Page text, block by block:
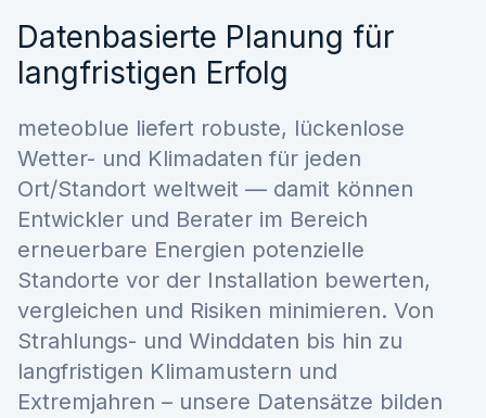
Datenbasierte Planung für
langfristigen Erfolg
meteoblue liefert robuste, lückenlose
Wetter- und Klimadaten für jeden
Ort/Standort weltweit — damit können
Entwickler und Berater im Bereich
erneuerbare Energien potenzielle
Standorte vor der Installation bewerten,
vergleichen und Risiken minimieren. Von
Strahlungs- und Winddaten bis hin zu
langfristigen Klimamustern und
Extremjahren – unsere Datensätze bilden